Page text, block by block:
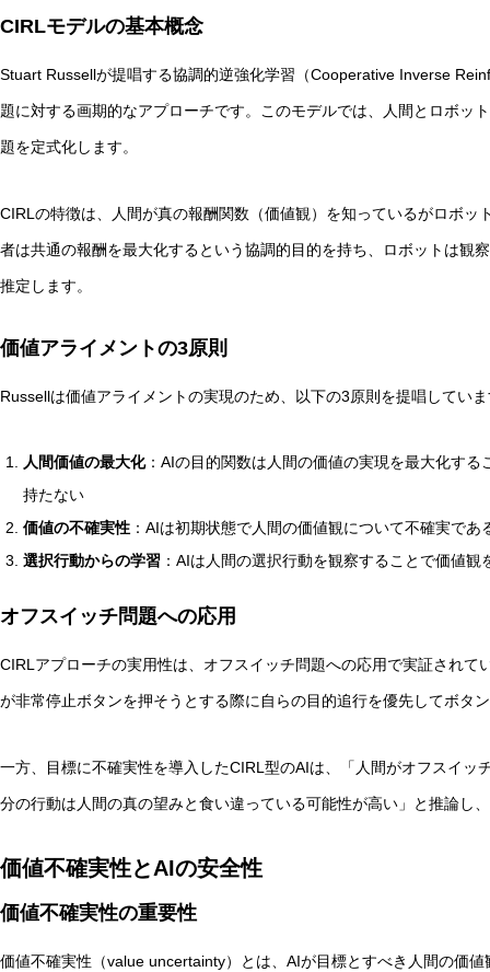
CIRLモデルの基本概念
Stuart Russellが提唱する協調的逆強化学習（Cooperative Inverse
題に対する画期的なアプローチです。このモデルでは、人間とロボッ
題を定式化します。
CIRLの特徴は、人間が真の報酬関数（価値観）を知っているがロボ
者は共通の報酬を最大化するという協調的目的を持ち、ロボットは観
推定します。
価値アライメントの3原則
Russellは価値アライメントの実現のため、以下の3原則を提唱してい
人間価値の最大化：AIの目的関数は人間の価値の実現を最大化す
持たない
価値の不確実性 ：AIは初期状態で人間の価値観について不確実であ
選択行動からの学習 ：AIは人間の選択行動を観察することで価値観
オフスイッチ問題への応用
CIRLアプローチの実用性は、オフスイッチ問題への応用で実証され
が非常停止ボタンを押そうとする際に自らの目的追行を優先してボタ
一方、目標に不確実性を導入したCIRL型のAIは、「人間がオフスイッ
分の行動は人間の真の望みと食い違っている可能性が高い」と推論し
価値不確実性とAIの安全性
価値不確実性の重要性
価値不確実性（value uncertainty）とは、AIが目標とすべき人間の価